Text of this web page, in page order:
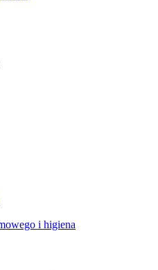
i higiena